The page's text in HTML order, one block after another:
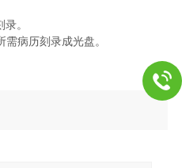
。
病历刻录成光盘。